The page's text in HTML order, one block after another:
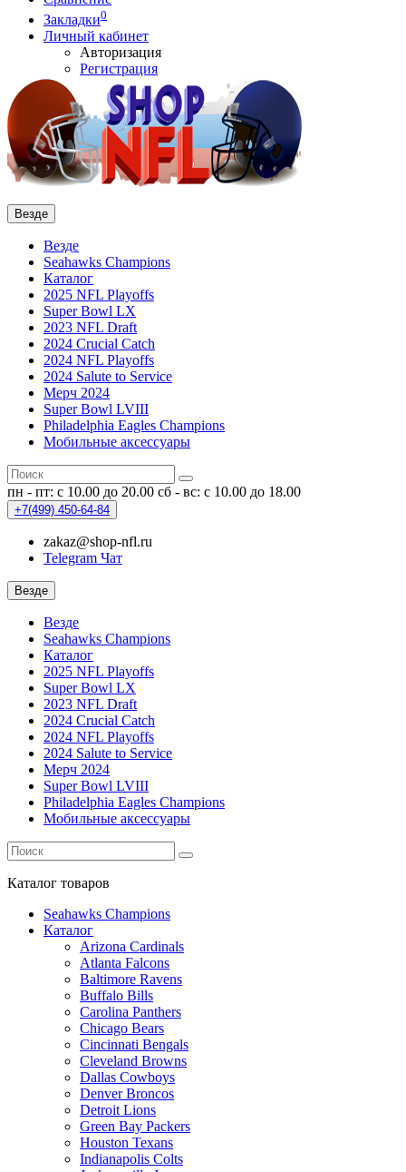
Закладки0
Личный кабинет
Авторизация
Регистрация
Везде
Везде
Seahawks Champions
Каталог
2025 NFL Playoffs
Super Bowl LX
2023 NFL Draft
2024 Crucial Catch
2024 NFL Playoffs
2024 Salute to Service
Мерч 2024
Super Bowl LVIII
Philadelphia Eagles Champions
Мобильные аксессуары
пн - пт: с 10.00 до 20.00 сб - вс: с 10.00 до 18.00
+7(499) 450-64-84
zakaz@shop-nfl.ru
Telegram Чат
Везде
Везде
Seahawks Champions
Каталог
2025 NFL Playoffs
Super Bowl LX
2023 NFL Draft
2024 Crucial Catch
2024 NFL Playoffs
2024 Salute to Service
Мерч 2024
Super Bowl LVIII
Philadelphia Eagles Champions
Мобильные аксессуары
Каталог товаров
Seahawks Champions
Каталог
Arizona Cardinals
Atlanta Falcons
Baltimore Ravens
Buffalo Bills
Carolina Panthers
Chicago Bears
Cincinnati Bengals
Cleveland Browns
Dallas Cowboys
Denver Broncos
Detroit Lions
Green Bay Packers
Houston Texans
Indianapolis Colts